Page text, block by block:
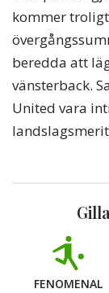
kommer
beredda att
vänsterback.
United vara
FENOMENAL